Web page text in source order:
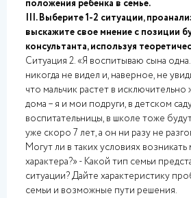
положения ребенка в семье.
III. Выберите 1-2 ситуации,
выскажите свое мнение с позиции
консультанта, используя
Ситуация 2. «Я воспитываю сына
никогда не видел и, наверное, не
что мальчик растет в
дома – я и мои подруги, в детском
воспитательницы, в школе тоже
уже скоро 7 лет, а он ни разу не
Могут ли в таких условиях
характера?» - Какой тип семьи
ситуации? Дайте характеристику
семьи и возможные пути решения.